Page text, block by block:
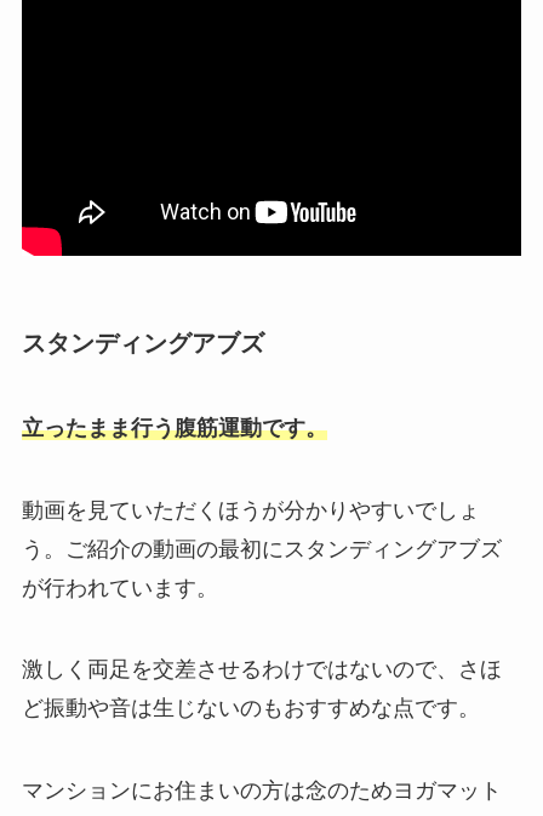
スタンディングアブズ
立ったまま行う腹筋運動です。
動画を見ていただくほうが分かりやすいでしょ
う。ご紹介の動画の最初にスタンディングアブズ
が行われています。
激しく両足を交差させるわけではないので、さほ
ど振動や音は生じないのもおすすめな点です。
マンションにお住まいの方は念のためヨガマット